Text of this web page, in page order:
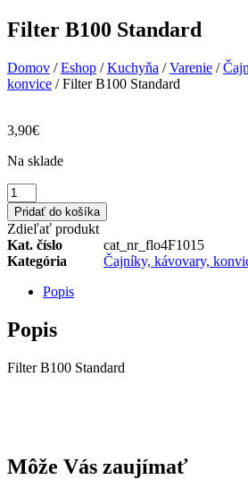
Filter B100 Standard
Domov /Eshop /Kuchyňa /Varenie /
konvice / Filter B100 Standard
3,90€
Na sklade
množstvo
Filter
B100
Standard
Pridať do košíka
Zdieľať produkt
Kat. číslo
cat_nr_flo4F1015
Kategória
Čajníky, kávovary,
Popis
Popis
Filter B100 Standard
Môže Vás zaujímať